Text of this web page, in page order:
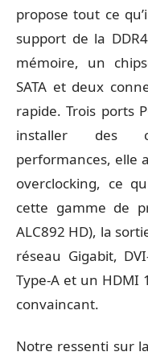
propose tout ce
support de la
mémoire, un
SATA et deux
rapide. Trois ports
installer des
performances, elle
overclocking, ce
cette gamme de
ALC892 HD), la
réseau Gigabit,
Type-A et un
convaincant.
Notre ressenti sur